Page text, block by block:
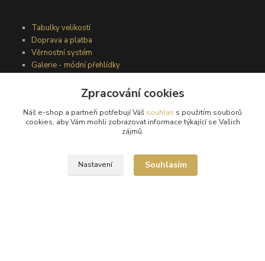
Tabulky velikostí
Doprava a platba
Věrnostní systém
Galerie - módní přehlídky
Podmínky užití webového rozhraní
Obchodní podmínky
Zpracování cookies
Náš e-shop a partneři potřebují Váš souhlas s použitím souborů
cookies, aby Vám mohli zobrazovat informace týkající se Vašich
zájmů.
Nastavení Souhlasím